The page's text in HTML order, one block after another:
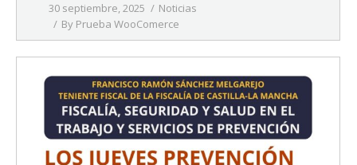
30 septiembre, 2025
Noticias
By Prueba WooComerce